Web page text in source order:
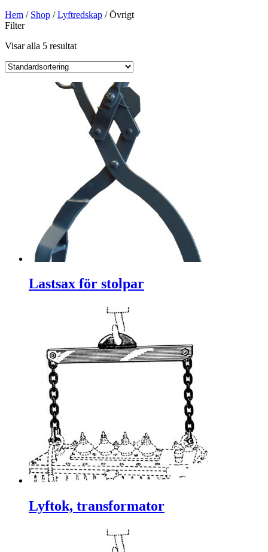
Hem / Shop /Lyftredskap / Övrigt
Filter
Visar alla 5 resultat
Lastsax för stolpar
Lyftok, transformator